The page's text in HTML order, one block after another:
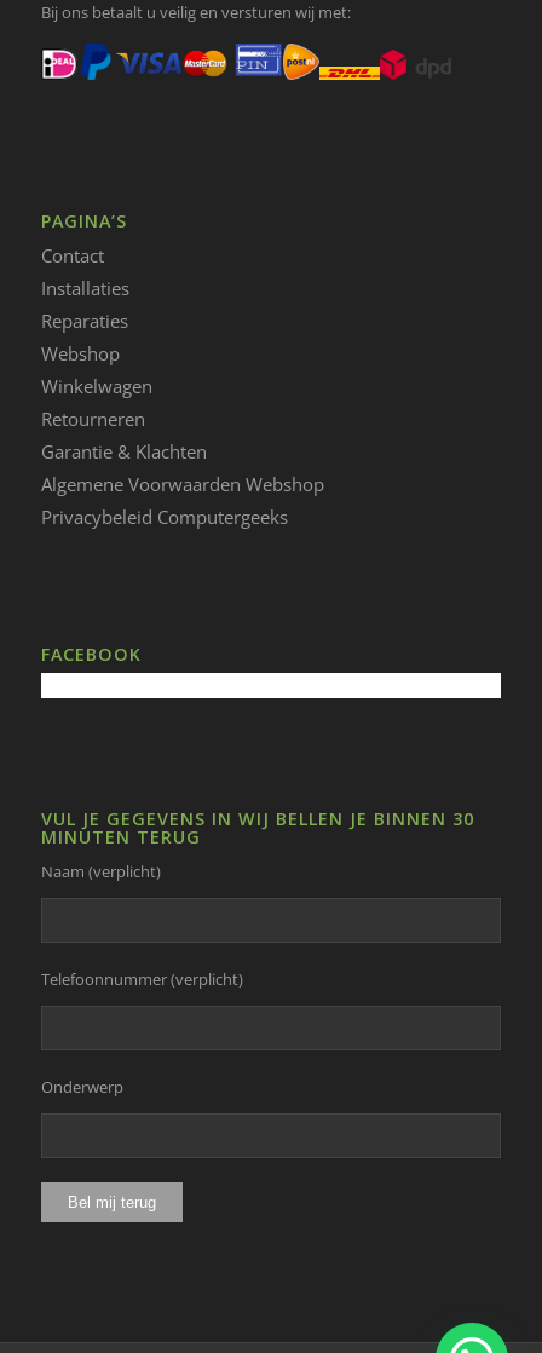
Bij ons betaalt u veilig en versturen wij met:
PAGINA’S
Contact
Installaties
Reparaties
Webshop
Winkelwagen
Retourneren
Garantie & Klachten
Algemene Voorwaarden Webshop
Privacybeleid Computergeeks
FACEBOOK
VUL JE GEGEVENS IN WIJ BELLEN JE BINNEN 30
MINUTEN TERUG
Naam (verplicht)
Telefoonnummer (verplicht)
Onderwerp